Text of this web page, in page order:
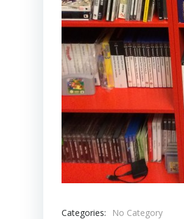
Categories:
No Category